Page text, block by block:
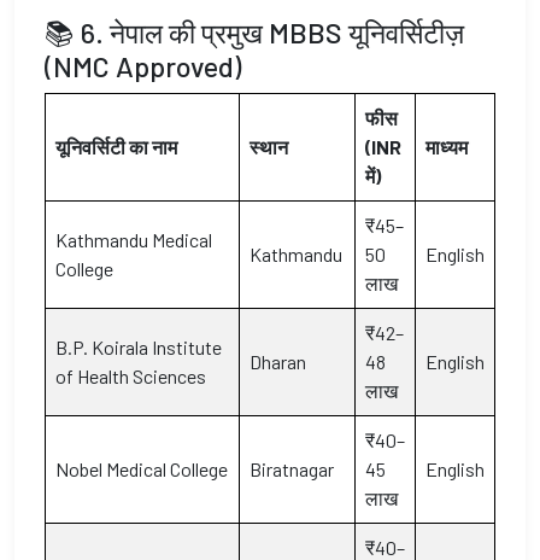
📚 6. नेपाल की प्रमुख MBBS यूनिवर्सिटीज़
(NMC Approved)
यूनिवर्सिटी का नाम स्थान
फीस
(INR
में)
माध्यम
Kathmandu Medical
College
Kathmandu
₹45–
50
लाख
English
B.P. Koirala Institute
of Health Sciences
Dharan
₹42–
48
लाख
English
Nobel Medical College Biratnagar
₹40–
45
लाख
English
₹40–